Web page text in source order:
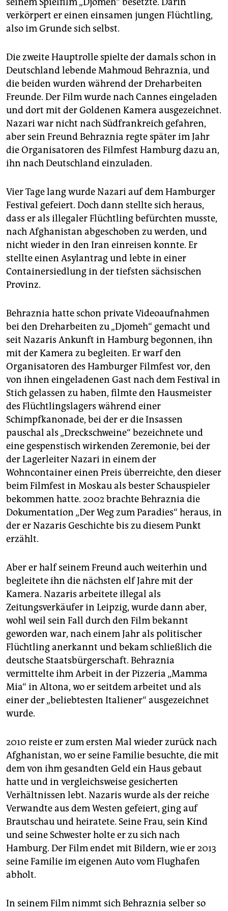
verkörpert er einen einsamen jungen Flüchtling,
also im Grunde sich selbst.
Die zweite Hauptrolle spielte der damals schon in
Deutschland lebende Mahmoud Behraznia, und
die beiden wurden während der Dreharbeiten
Freunde. Der Film wurde nach Cannes eingeladen
und dort mit der Goldenen Kamera ausgezeichnet.
Nazari war nicht nach Südfrankreich gefahren,
aber sein Freund Behraznia regte später im Jahr
die Organisatoren des Filmfest Hamburg dazu an,
ihn nach Deutschland einzuladen.
Vier Tage lang wurde Nazari auf dem Hamburger
Festival gefeiert. Doch dann stellte sich heraus,
dass er als illegaler Flüchtling befürchten musste,
nach Afghanistan abgeschoben zu werden, und
nicht wieder in den Iran einreisen konnte. Er
stellte einen Asylantrag und lebte in einer
Containersiedlung in der tiefsten sächsischen
Provinz.
Behraznia hatte schon private Videoaufnahmen
bei den Dreharbeiten zu „Djomeh“ gemacht und
seit Nazaris Ankunft in Hamburg begonnen, ihn
mit der Kamera zu begleiten. Er warf den
Organisatoren des Hamburger Filmfest vor, den
von ihnen eingeladenen Gast nach dem Festival in
Stich gelassen zu haben, filmte den Hausmeister
des Flüchtlingslagers während einer
Schimpfkanonade, bei der er die Insassen
pauschal als „Dreckschweine“ bezeichnete und
eine gespenstisch wirkenden Zeremonie, bei der
der Lagerleiter Nazari in einem der
Wohncontainer einen Preis überreichte, den dieser
beim Filmfest in Moskau als bester Schauspieler
bekommen hatte. 2002 brachte Behraznia die
Dokumentation „Der Weg zum Paradies“ heraus, in
der er Nazaris Geschichte bis zu diesem Punkt
erzählt.
Aber er half seinem Freund auch weiterhin und
begleitete ihn die nächsten elf Jahre mit der
Kamera. Nazaris arbeitete illegal als
Zeitungsverkäufer in Leipzig, wurde dann aber,
wohl weil sein Fall durch den Film bekannt
geworden war, nach einem Jahr als politischer
Flüchtling anerkannt und bekam schließlich die
deutsche Staatsbürgerschaft. Behraznia
vermittelte ihm Arbeit in der Pizzeria „Mamma
Mia“ in Altona, wo er seitdem arbeitet und als
einer der „beliebtesten Italiener“ ausgezeichnet
wurde.
2010 reiste er zum ersten Mal wieder zurück nach
Afghanistan, wo er seine Familie besuchte, die mit
dem von ihm gesandten Geld ein Haus gebaut
hatte und in vergleichsweise gesicherten
Verhältnissen lebt. Nazaris wurde als der reiche
Verwandte aus dem Westen gefeiert, ging auf
Brautschau und heiratete. Seine Frau, sein Kind
und seine Schwester holte er zu sich nach
Hamburg. Der Film endet mit Bildern, wie er 2013
seine Familie im eigenen Auto vom Flughafen
abholt.
In seinem Film nimmt sich Behraznia selber so